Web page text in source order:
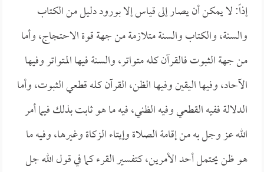
إذاً: لا يمكن أن يصار إلى قياس إلا بورود دليل من الكتاب
والسنة، والكتاب والسنة متلازمة من جهة قوة الاحتجاج، وأما
من جهة الثبوت فالقرآن كله متواتر، والسنة فيها المتواتر وفيها
الآحاد، وفيها اليقين وفيها الظن، القرآن كله قطعي الثبوت، وأما
الدلالة ففيه القطعي وفيه الظني، فيه ما هو ثابت بذلك فيما أمر
الله عز وجل به من إقامة الصلاة وإيتاء الزكاة وغيرها، وفيه ما
هو ظن يحتمل أحد الأمرين، كتفسير القرء كما في قول الله جل